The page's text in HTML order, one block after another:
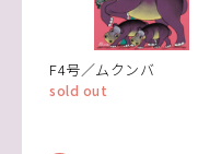
F4号／ムクンバ
sold out